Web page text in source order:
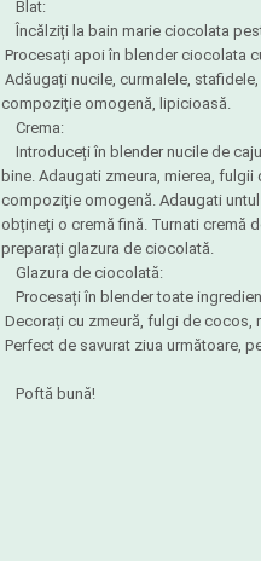
Blat:
Încălziți la bain marie ciocolata
Procesați apoi în blender ciocolata
Adăugați nucile, curmalele,
compoziție omogenă, lipicioasă.
Crema:
Introduceți în blender nucile de
bine. Adaugati zmeura, mierea,
compoziție omogenă. Adaugati
obțineți o cremă fină. Turnati cremă
preparați glazura de ciocolată.
Glazura de ciocolată:
Procesați în blender toate
Decorați cu zmeură, fulgi de cocos,
Perfect de savurat ziua următoare,
Poftă bună!